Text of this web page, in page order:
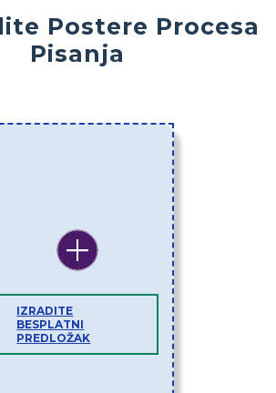
Postere Procesa
Pisanja
IZRADITE
BESPLATNI
PREDLOŽAK